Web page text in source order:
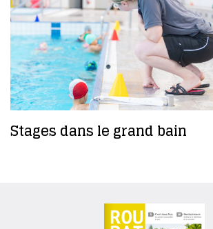
Stages dans le grand bain